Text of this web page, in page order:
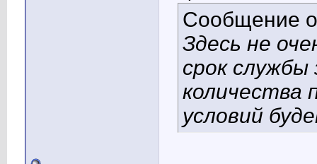
Сообщение
Здесь не
срок
количества
условий